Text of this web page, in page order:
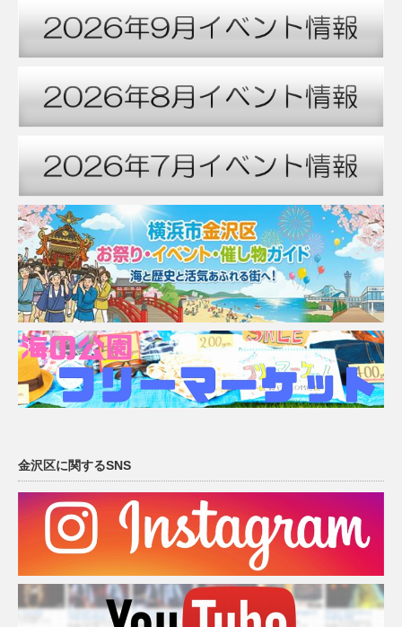
金沢区に関するSNS